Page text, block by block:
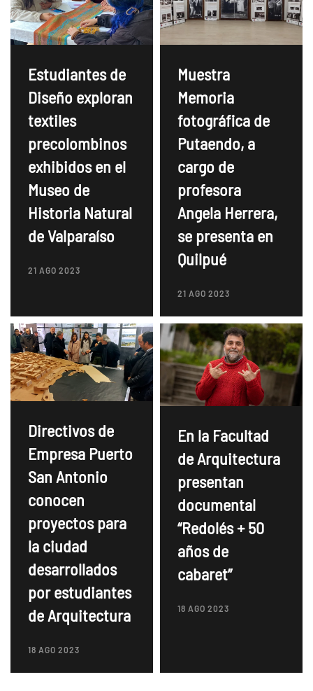
Estudiantes de
Diseño exploran
textiles
precolombinos
exhibidos en el
Museo de
Historia Natural
de Valparaíso
21 AGO 2023
Muestra
Memoria
fotográfica de
Putaendo, a
cargo de
profesora
Angela Herrera,
se presenta en
Quilpué
21 AGO 2023
Directivos de
Empresa Puerto
San Antonio
conocen
proyectos para
la ciudad
desarrollados
por estudiantes
de Arquitectura
18 AGO 2023
En la Facultad
de Arquitectura
presentan
documental
“Redolés + 50
años de
cabaret”
18 AGO 2023